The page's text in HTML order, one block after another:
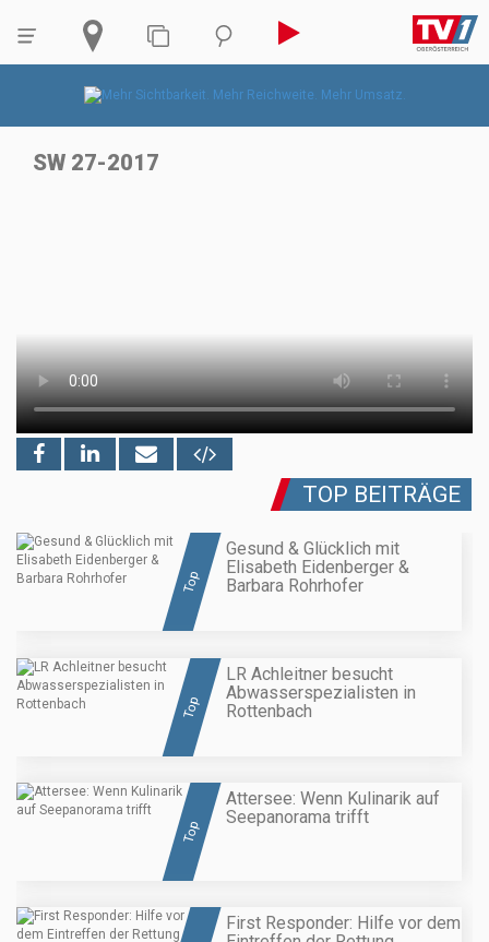
SW 27-2017
TOP BEITRÄGE
Top
Gesund & Glücklich mit
Elisabeth Eidenberger &
Barbara Rohrhofer
Top
LR Achleitner besucht
Abwasserspezialisten in
Rottenbach
Top
Attersee: Wenn Kulinarik auf
Seepanorama trifft
First Responder: Hilfe vor dem